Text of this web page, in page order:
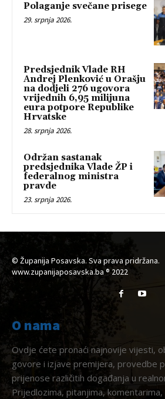
Polaganje svečane prisege
29. srpnja 2026.
Predsjednik Vlade RH
Andrej Plenković u Orašju
na dodjeli 276 ugovora
vrijednih 6,95 milijuna
eura potpore Republike
Hrvatske
28. srpnja 2026.
Održan sastanak
predsjednika Vlade ŽP i
federalnog ministra
pravde
23. srpnja 2026.
© Županija Posavska. Sva prava pridržana.
www.zupanijaposavska.ba ® 2022
O nama
Ovdje ćete pronaći najnovije vijesti,
govore i izjave premijera, provedbe
prijenose različitih događanja u
Prijedlozima, pitanjima,